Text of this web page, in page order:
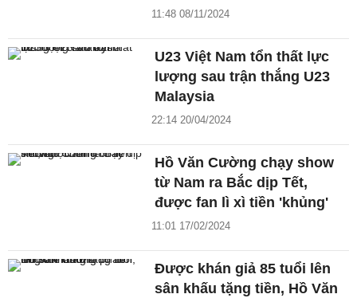
11:48 08/11/2024
U23 Việt Nam tổn thất lực
lượng sau trận thắng U23
Malaysia
22:14 20/04/2024
Hồ Văn Cường chạy show
từ Nam ra Bắc dịp Tết,
được fan lì xì tiền 'khủng'
11:01 17/02/2024
Được khán giả 85 tuổi lên
sân khấu tặng tiền, Hồ Văn